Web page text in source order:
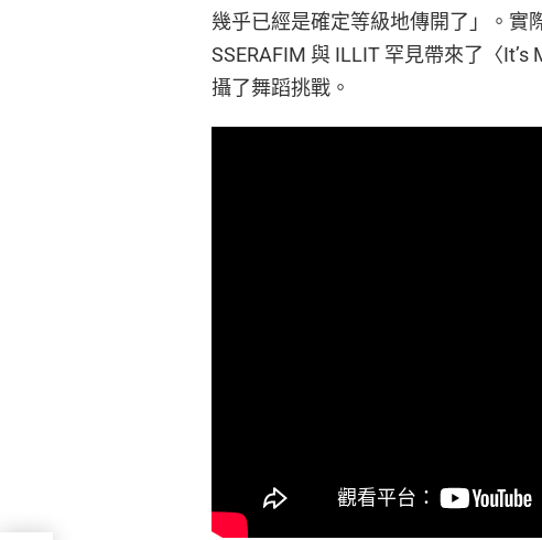
幾乎已經是確定等級地傳開了」。實
SSERAFIM 與 ILLIT 罕見帶來了〈
攝了舞蹈挑戰。